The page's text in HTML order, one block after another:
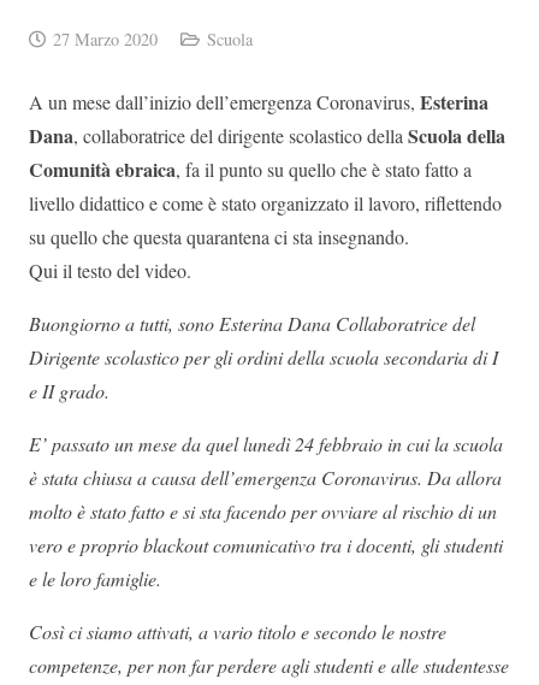
27 Marzo 2020 Scuola
A un mese dall’inizio dell’emergenza Coronavirus, Esterina
Dana, collaboratrice del dirigente scolastico della Scuola della
Comunità ebraica, fa il punto su quello che è stato fatto a
livello didattico e come è stato organizzato il lavoro, riflettendo
su quello che questa quarantena ci sta insegnando.
Qui il testo del video.
Buongiorno a tutti, sono Esterina Dana Collaboratrice del
Dirigente scolastico per gli ordini della scuola secondaria di I
e II grado.
E’ passato un mese da quel lunedì 24 febbraio in cui la scuola
è stata chiusa a causa dell’emergenza Coronavirus. Da allora
molto è stato fatto e si sta facendo per ovviare al rischio di un
vero e proprio blackout comunicativo tra i docenti, gli studenti
e le loro famiglie.
Così ci siamo attivati, a vario titolo e secondo le nostre
competenze, per non far perdere agli studenti e alle studentesse